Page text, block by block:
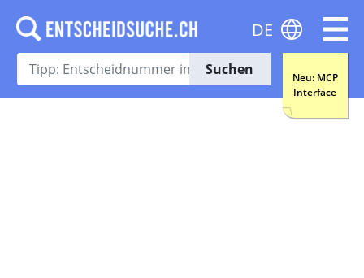
Suchen
Neu: MCP
Interface
DE